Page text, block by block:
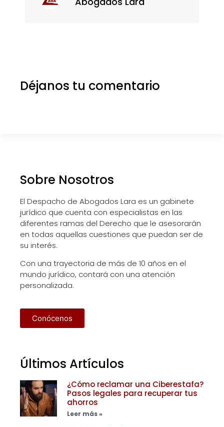
Déjanos tu comentario
Sobre Nosotros
El Despacho de Abogados Lara es un gabinete
jurídico que cuenta con especialistas en las
diferentes ramas del Derecho que le asesorarán
en todas aquellas cuestiones que puedan ser de
su interés.
Con una trayectoria de más de 10 años en el
mundo jurídico, contará con una atención
personalizada.
Conócenos
Últimos Artículos
¿Cómo reclamar una Ciberestafa?
Pasos legales para recuperar tus
ahorros
Leer más »